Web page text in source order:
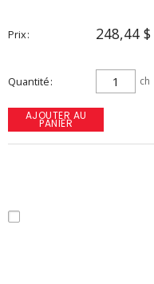
Prix 248,44 $
Quantité ch
AJOUTER AU
PANIER